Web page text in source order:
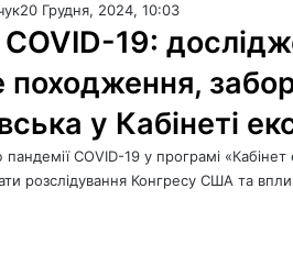
20 Грудня, 2024, 10:03
COVID-19:
у Кабінеті
пандемії COVID-19 у програмі
розслідування Конгресу США та